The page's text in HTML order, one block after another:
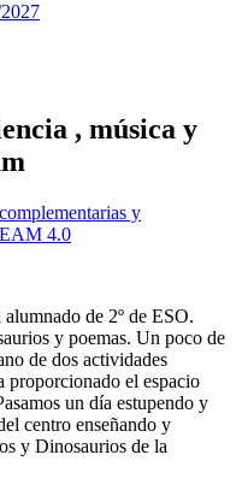
, música y
y
4.0
de 2º de ESO.
y poemas. Un poco de
de dos actividades
proporcionado el espacio
un día estupendo y
centro enseñando y
y Dinosaurios de la